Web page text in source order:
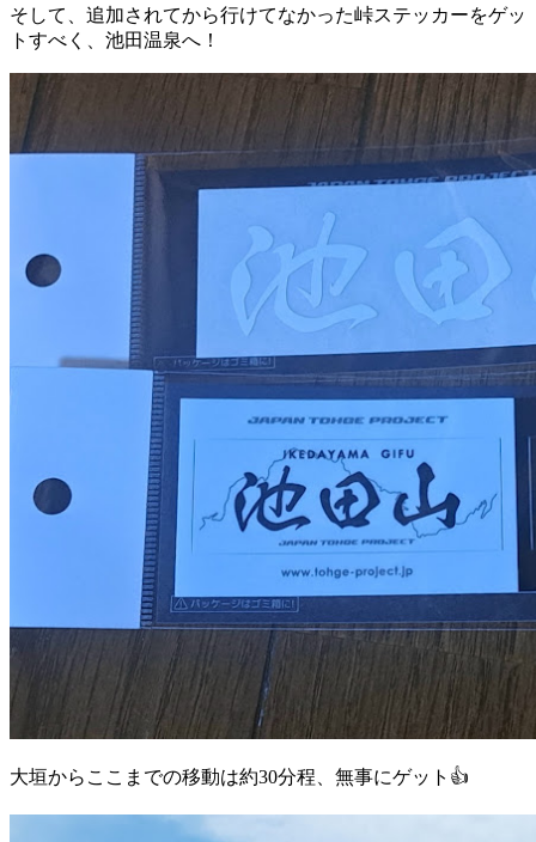
そして、追加されてから行けてなかった峠ステッカーをゲッ
トすべく、池田温泉へ！
大垣からここまでの移動は約30分程、無事にゲット👍️